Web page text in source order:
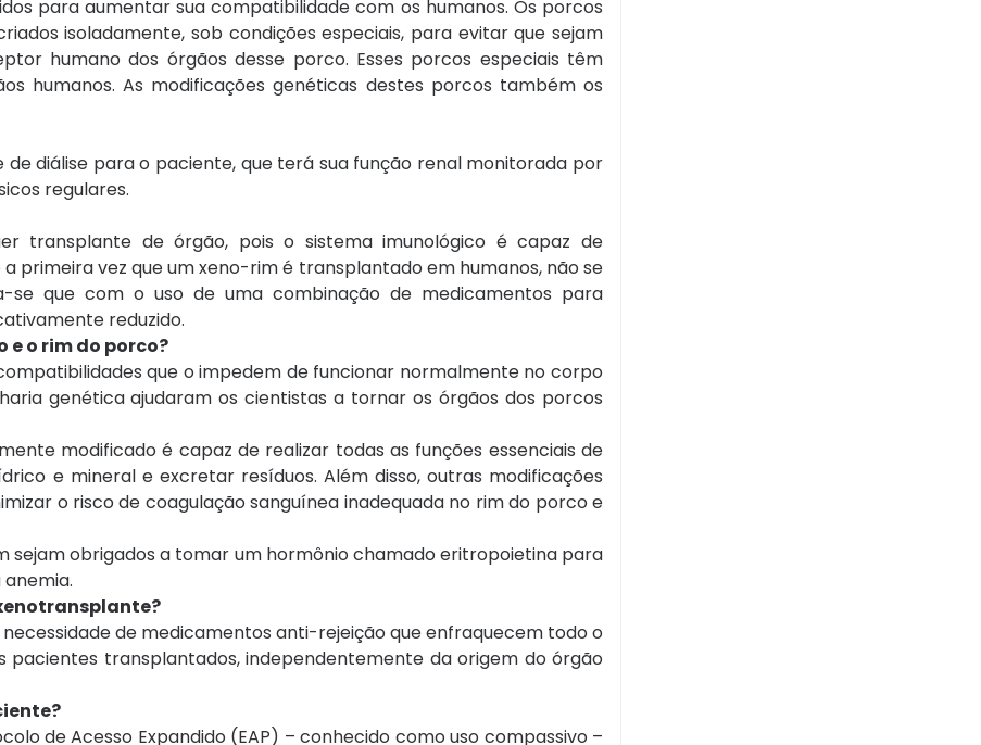
para aumentar sua compatibilidade com os humanos. Os porcos
isoladamente, sob condições especiais, para evitar que sejam
humano dos órgãos desse porco. Esses porcos especiais têm
humanos. As modificações genéticas destes porcos também os
de diálise para o paciente, que terá sua função renal monitorada por
regulares.
transplante de órgão, pois o sistema imunológico é capaz de
primeira vez que um xeno-rim é transplantado em humanos, não se
que com o uso de uma combinação de medicamentos para
reduzido.
o rim do porco?
que o impedem de funcionar normalmente no corpo
genética ajudaram os cientistas a tornar os órgãos dos porcos
modificado é capaz de realizar todas as funções essenciais de
e mineral e excretar resíduos. Além disso, outras modificações
o risco de coagulação sanguínea inadequada no rim do porco e
sejam obrigados a tomar um hormônio chamado eritropoietina para
de medicamentos anti-rejeição que enfraquecem todo o
pacientes transplantados, independentemente da origem do órgão
de Acesso Expandido (EAP) – conhecido como uso compassivo –